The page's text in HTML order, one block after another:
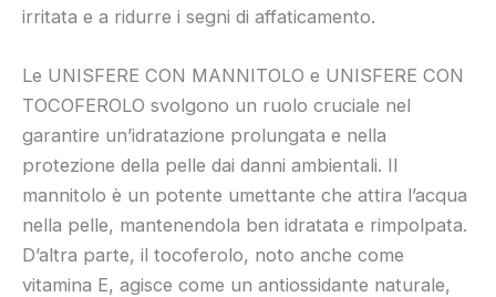
irritata e a ridurre i segni di affaticamento.
Le UNISFERE CON MANNITOLO e UNISFERE CON
TOCOFEROLO svolgono un ruolo cruciale nel
garantire un’idratazione prolungata e nella
protezione della pelle dai danni ambientali. Il
mannitolo è un potente umettante che attira l’acqua
nella pelle, mantenendola ben idratata e rimpolpata.
D’altra parte, il tocoferolo, noto anche come
vitamina E, agisce come un antiossidante naturale,